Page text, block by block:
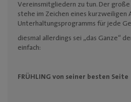
Vereinsmitgliedern zu tun. Der große
stehe im Zeichen eines kurzweiligen
Unterhaltungsprogramms für jede
diesmal allerdings sei „das Ganze“
einfach:
FRÜHLING von seiner besten Seite